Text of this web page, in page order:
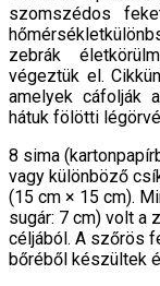
szomszédos
zebrák
végeztük el.
amelyek cáfolják
hátuk fölötti
8 sima
vagy különböző
(15 cm × 15 cm).
sugár: 7 cm) volt a
céljából. A szőrös
bőréből készültek